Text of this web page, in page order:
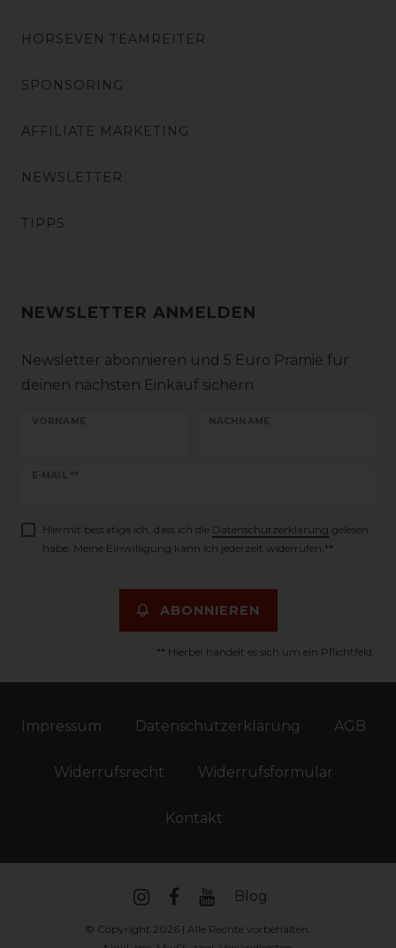
HORSEVEN TEAMREITER
SPONSORING
AFFILIATE MARKETING
NEWSLETTER
TIPPS
NEWSLETTER ANMELDEN
Newsletter abonnieren und 5 Euro Prämie für
deinen nächsten Einkauf sichern
VORNAME NACHNAME
E-MAIL **
Newsletter
Hiermit bestätige ich, dass ich die Daten­schutz­erklärung gelesen
habe. Meine Einwilligung kann ich jederzeit widerrufen.**
ABONNIEREN
** Hierbei handelt es sich um ein Pflichtfeld.
Impressum Daten­schutz­erklärung AGB
Widerrufs­recht Widerrufs­formular
Kontakt
Blog
© Copyright 2026 | Alle Rechte vorbehalten.